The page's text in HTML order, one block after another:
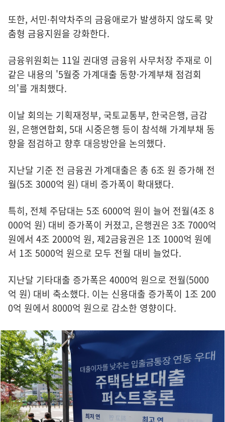
또한, 서민·취약차주의 금융애로가 발생하지 않도록 맞
춤형 금융지원을 강화한다.
금융위원회는 11일 권대영 금융위 사무처장 주재로 이
같은 내용의 '5월중 가계대출 동향·가계부채 점검회
의'를 개최했다.
이날 회의는 기획재정부, 국토교통부, 한국은행, 금감
원, 은행연합회, 5대 시중은행 등이 참석해 가계부채 동
향을 점검하고 향후 대응방안을 논의했다.
지난달 기준 전 금융권 가계대출은 총 6조 원 증가해 전
월(5조 3000억 원) 대비 증가폭이 확대됐다.
특히, 전체 주담대는 5조 6000억 원이 늘어 전월(4조 8
000억 원) 대비 증가폭이 커졌고, 은행권은 3조 7000억
원에서 4조 2000억 원, 제2금융권은 1조 1000억 원에
서 1조 5000억 원으로 모두 전월 대비 늘었다.
지난달 기타대출 증가폭은 4000억 원으로 전월(5000
억 원) 대비 축소했다. 이는 신용대출 증가폭이 1조 200
0억 원에서 8000억 원으로 감소한 영향이다.